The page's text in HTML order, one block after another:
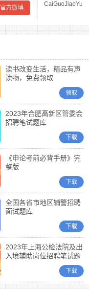
官方微博
CaiGuoJiaoYu
读书改变生活，精品有声
读物，免费领取
领取
2023年合肥高新区管委会
招聘笔试题库
下载
《申论考前必背手册》完
整版
下载
全国各省市地区辅警招聘
面试题库
下载
2023年上海公检法院及出
入境辅助岗位招聘笔试题
下载